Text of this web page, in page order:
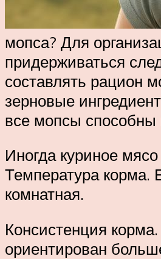
мопса? Для
придерживаться
составлять рацион
зерновые
все мопсы способны
Иногда куриное
Температура корма.
комнатная.
Консистенция
ориентирован